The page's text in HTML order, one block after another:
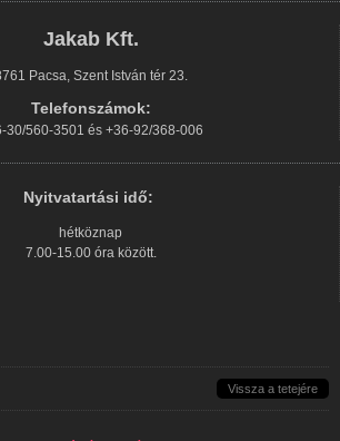
Jakab Kft.
Pacsa, Szent István tér 23.
Telefonszámok:
30/560-3501 és +36-92/368-006
Nyitvatartási idő:
hétköznap
7.00-15.00 óra között.
Vissza a tetejére